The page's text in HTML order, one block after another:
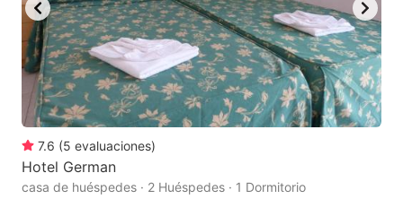
7.6 (5 evaluaciones)
Hotel German
casa de huéspedes · 2 Huéspedes · 1 Dormitorio